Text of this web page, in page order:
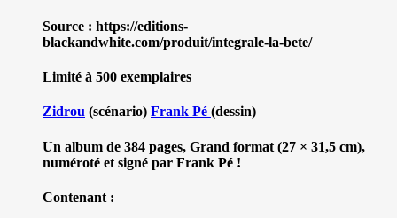
Source : https://editions-
blackandwhite.com/produit/integrale-la-bete/
Limité à 500 exemplaires
Zidrou (scénario) Frank Pé (dessin)
Un album de 384 pages, Grand format (27 × 31,5 cm),
numéroté et signé par Frank Pé !
Contenant :